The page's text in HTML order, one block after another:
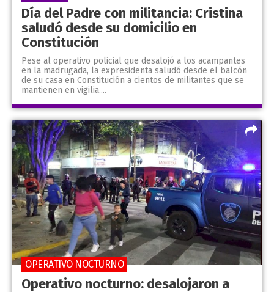
Día del Padre con militancia: Cristina
saludó desde su domicilio en
Constitución
Pese al operativo policial que desalojó a los acampantes
en la madrugada, la expresidenta saludó desde el balcón
de su casa en Constitución a cientos de militantes que se
mantienen en vigilia....
Operativo nocturno: desalojaron a
OPERATIVO NOCTURNO